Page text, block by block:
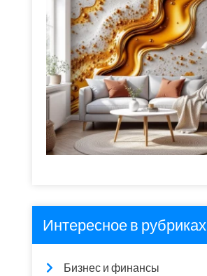
Интересное в рубриках
Бизнес и финансы